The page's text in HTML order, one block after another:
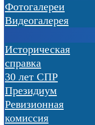
Фотогалереи
Видеогалерея
Историческая
справка
30 лет СПР
Президиум
Ревизионная
комиссия